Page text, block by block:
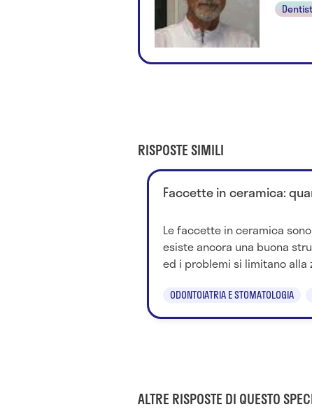
RISPOSTE SIMILI
Faccette in ceramica:
Le faccette in ceramica
esiste ancora una buona
ed i problemi si limitano alla
ODONTOIATRIA E STOMATOLOGIA
ALTRE RISPOSTE DI QUESTO